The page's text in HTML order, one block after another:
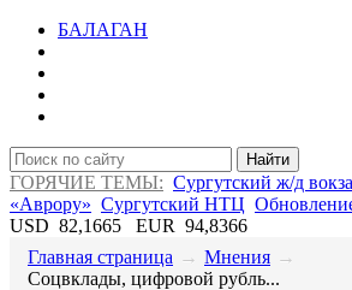
БАЛАГАН
Найти
ГОРЯЧИЕ ТЕМЫ: Сургутский ж/д
«Аврору» Сургутский НТЦ
USD 82,1665 EUR 94,8366
Главная страница → Мнения →
​Соцвклады, цифровой рубль...